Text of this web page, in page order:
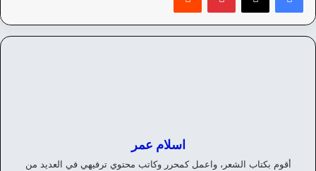
اسلام عمر
أقوم بكتاب الشعر، واعمل كمحرر وكاتب محتوي ترفيهي في العديد من